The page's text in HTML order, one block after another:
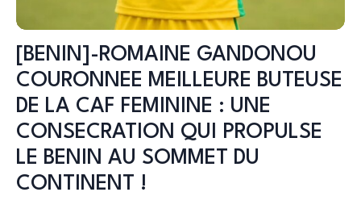
[BENIN]-ROMAINE GANDONOU
COURONNEE MEILLEURE BUTEUSE
DE LA CAF FEMININE : UNE
CONSECRATION QUI PROPULSE
LE BENIN AU SOMMET DU
CONTINENT !